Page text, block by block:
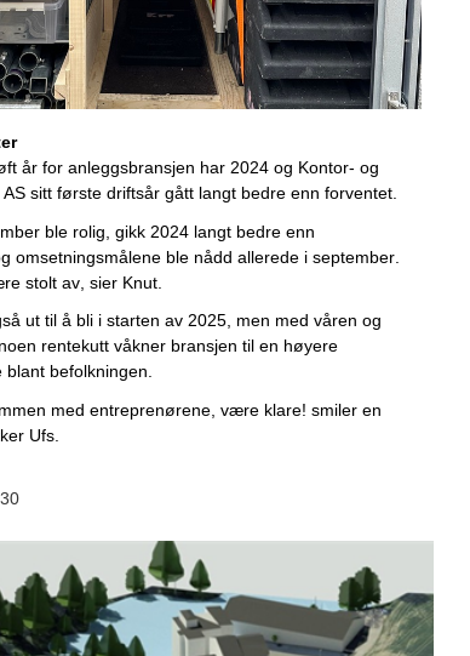
år for anleggsbransjen har 2024 og Kontor- og
sitt første driftsår gått langt bedre enn forventet.
ble rolig, gikk 2024 langt bedre enn
omsetningsmålene ble nådd allerede i september.
stolt av, sier Knut.
ut til å bli i starten av 2025, men med våren og
rentekutt våkner bransjen til en høyere
blant befolkningen.
med entreprenørene, være klare! smiler en
Ufs.